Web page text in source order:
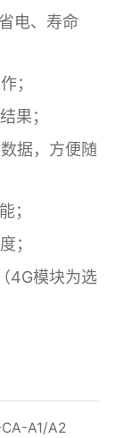
电、寿命
；
果；
据，方便随
；
；
4G模块为选
A1/A2